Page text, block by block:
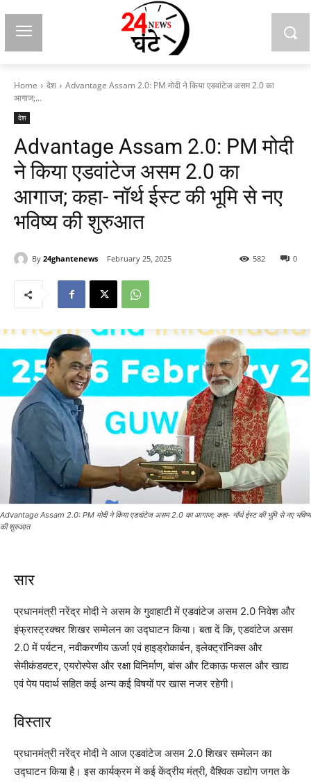
Home देश
Advantage Assam 2.0: PM मोदी ने किया एडवांटेज असम 2.0 का
आगाज;...
देश
Advantage Assam 2.0: PM मोदी
ने किया एडवांटेज असम 2.0 का
आगाज; कहा- नॉर्थ ईस्ट की भूमि से नए
भविष्य की शुरुआत
By 24ghantenews February 25, 2025 0
582
Advantage Assam 2.0: PM मोदी ने किया एडवांटेज असम 2.0 का आगाज; कहा- नॉर्थ ईस्ट की भूमि से नए भविष्य
की शुरुआत
सार
प्रधानमंत्री नरेंद्र मोदी ने असम के गुवाहाटी में एडवांटेज असम 2.0 निवेश और
इंफ्रास्ट्रक्चर शिखर सम्मेलन का उद्घाटन किया। बता दें कि, एडवांटेज असम
2.0 में पर्यटन, नवीकरणीय ऊर्जा एवं हाइड्रोकार्बन, इलेक्ट्रॉनिक्स और
सेमीकंडक्टर, एयरोस्पेस और रक्षा विनिर्माण, बांस और टिकाऊ फसल और खाद्य
एवं पेय पदार्थ सहित कई अन्य कई विषयों पर खास नजर रहेगी।
विस्तार
प्रधानमंत्री नरेंद्र मोदी ने आज एडवांटेज असम 2.0 शिखर सम्मेलन का
उद्घाटन किया है। इस कार्यक्रम में कई केंद्रीय मंत्री, वैश्विक उद्योग जगत के